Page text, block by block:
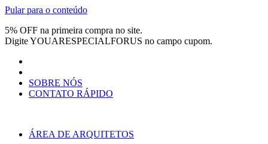
Pular para o conteúdo
5% OFF na primeira compra no site.
DigiteYOUARESPECIALFORUS no campo cupom.
SOBRE NÓS
CONTATO RÁPIDO
ÁREA DE ARQUITETOS